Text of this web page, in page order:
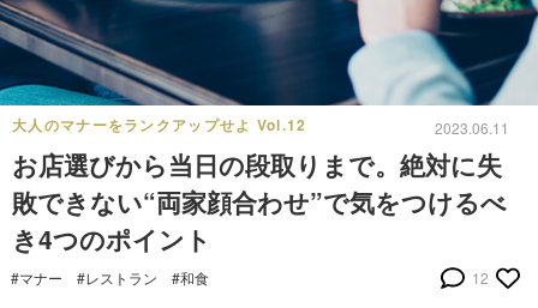
大人のマナーをランクアップせよ Vol.12 2023.06.11
お店選びから当日の段取りまで。絶対に失
敗できない“両家顔合わせ”で気をつけるべ
き4つのポイント
#マナー #レストラン #和食 12